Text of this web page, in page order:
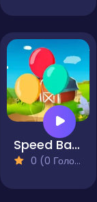
Speed Balloons
0 (0 Голосів)